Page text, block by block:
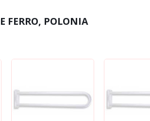
FERRO, POLONIA